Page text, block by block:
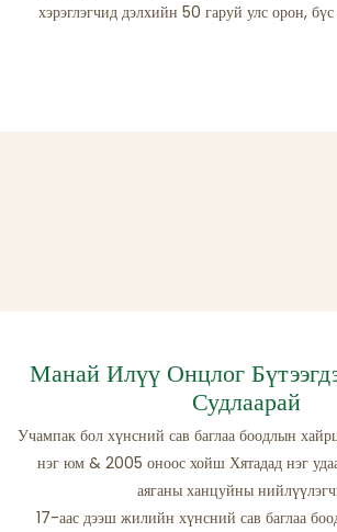
хэрэглэгчид дэлхийн 50 гаруй улс орон, бүс
Манай Илүү Онцлог
Судлаарай
Учампак бол хүнсний сав баглаа боодлын
нэг юм & 2005 оноос хойш Хятадад нэг
аяганы ханцуйны
17-аас дээш жилийн хүнсний сав баглаа